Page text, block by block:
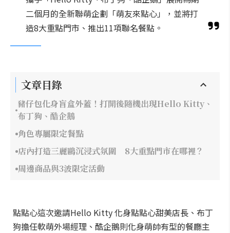
二個月的全新聯萌企劃「萌友來點心」，並將打
造8大重點門市、推出11項聯名餐點。
文章目錄
豬仔包化身盲盒外蓋！打開後隨機出現Hello Kitty、
布丁狗、酷企鵝
角色專屬限定餐點
店內打造三麗鷗沉浸式氛圍 8大重點門市在哪裡？
周邊商品與3波限定活動
點點心這次邀請Hello Kitty 化身點點心甜美店長、布丁
狗擔任軟萌外場經理、酷企鵝則化身萌帥有型的餐廳主